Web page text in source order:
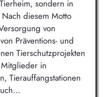
sondern in
diesem Motto
von
Präventions- und
Tierschutzprojekten
in
Tierauffangstationen